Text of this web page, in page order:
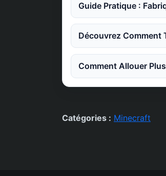
Guide Pratique :
Découvrez Comment
Comment Allouer
Catégories : Minecraft